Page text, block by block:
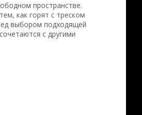
пространстве.
как горят с треском
выбором подходящей
с другими